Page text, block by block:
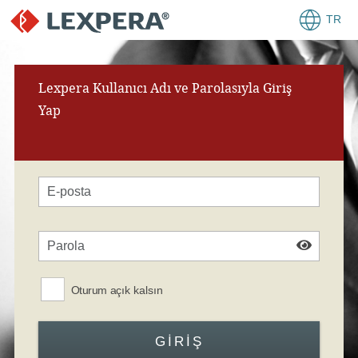
TR
Lexpera Kullanıcı Adı ve Parolasıyla Giriş
Yap
Oturum açık kalsın
GIRIŞ